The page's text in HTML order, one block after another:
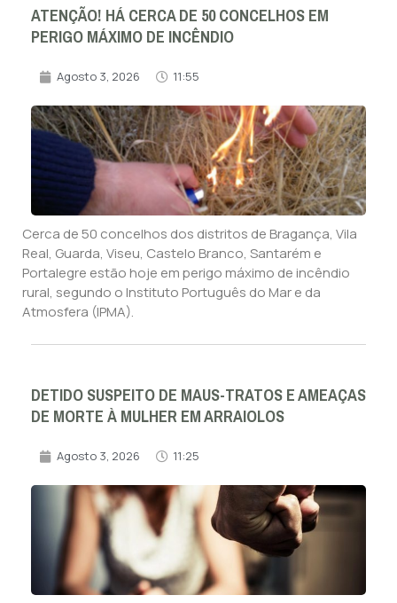
ATENÇÃO! HÁ CERCA DE 50 CONCELHOS EM
PERIGO MÁXIMO DE INCÊNDIO
Agosto 3, 2026 11:55
Cerca de 50 concelhos dos distritos de Bragança, Vila
Real, Guarda, Viseu, Castelo Branco, Santarém e
Portalegre estão hoje em perigo máximo de incêndio
rural, segundo o Instituto Português do Mar e da
Atmosfera (IPMA).
DETIDO SUSPEITO DE MAUS-TRATOS E AMEAÇAS
DE MORTE À MULHER EM ARRAIOLOS
Agosto 3, 2026 11:25